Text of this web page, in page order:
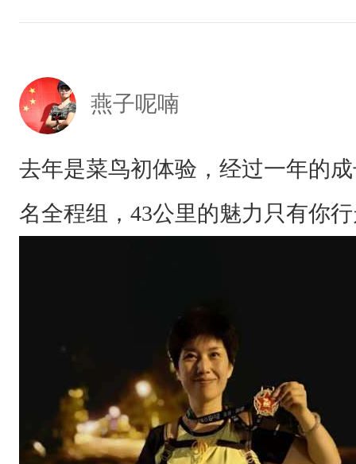
燕子呢喃
去年是菜鸟初体验，经过一年的
名全程组，43公里的魅力只有你